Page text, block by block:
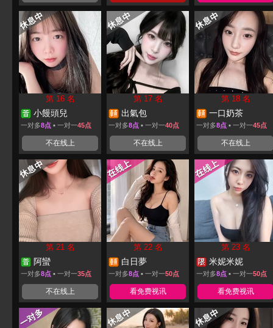
第 16 名
小饅頭兒
一对多8点 ▪ 一对一45点
不在线上
第 17 名
出氣包
一对多8点 ▪ 一对一40点
不在线上
第 18 名
一口奶茶
一对多8点 ▪ 一对一45点
不在线上
第 21 名
阿蠻
一对多8点 ▪ 一对一35点
不在线上
第 22 名
白日夢
一对多8点 ▪ 一对一50点
看免费视讯
第 23 名
米妮米妮
一对多8点 ▪ 一对一50点
看免费视讯